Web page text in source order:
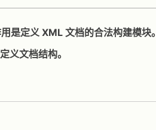
是定义 XML 文档的合法构建模块。
义文档结构。